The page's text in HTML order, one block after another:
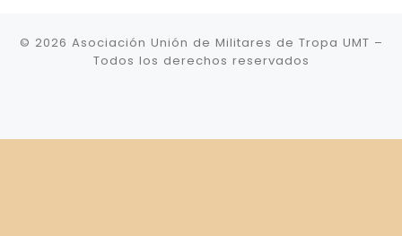
© 2026 Asociación Unión de Militares de Tropa UMT –
Todos los derechos reservados